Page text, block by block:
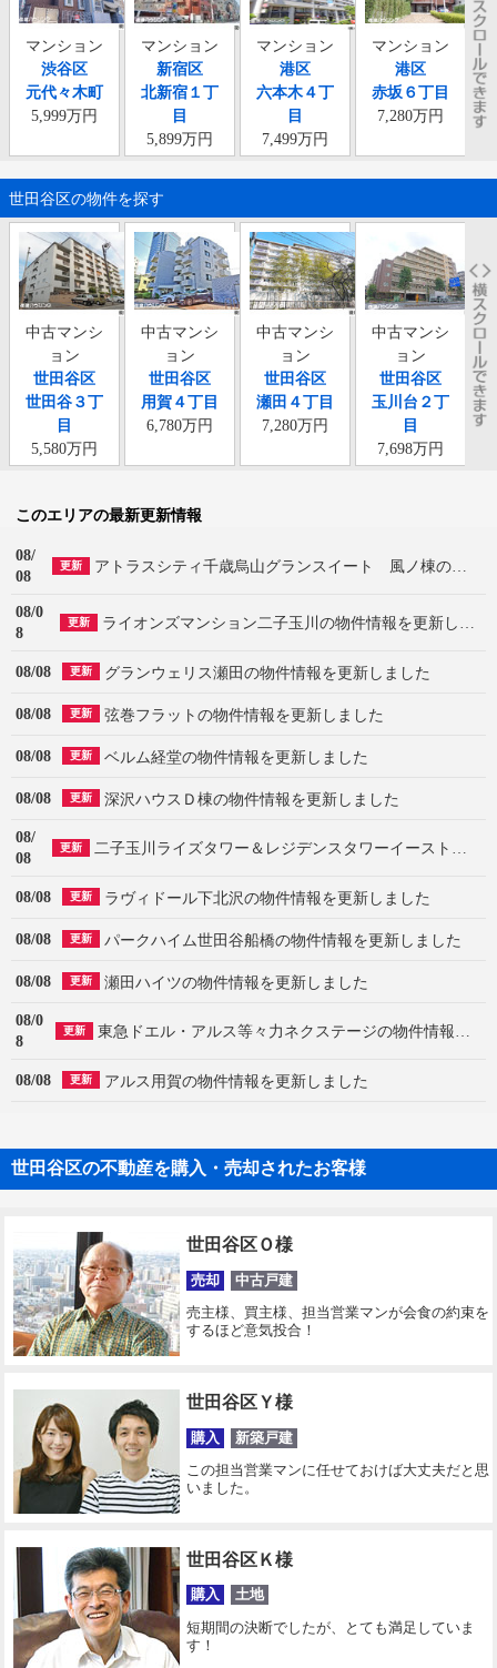
マンション
渋谷区
元代々木町
5,999万円
マンション
新宿区
北新宿１丁
目
5,899万円
マンション
港区
六本木４丁
目
7,499万円
マンション
港区
赤坂６丁目
7,280万円
世田谷区の物件を探す
中古マンシ
ョン
世田谷区
世田谷３丁
目
5,580万円
中古マンシ
ョン
世田谷区
用賀４丁目
6,780万円
中古マンシ
ョン
世田谷区
瀬田４丁目
7,280万円
中古マンシ
ョン
世田谷区
玉川台２丁
目
7,698万円
このエリアの最新更新情報
08/
08
更新 アトラスシティ千歳烏山グランスイート 風ノ棟の物件情報を更新しました
08/0
8
更新 ライオンズマンション二子玉川の物件情報を更新しました
08/08 更新 グランウェリス瀬田の物件情報を更新しました
08/08 更新 弦巻フラットの物件情報を更新しました
08/08 更新 ベルム経堂の物件情報を更新しました
08/08 更新 深沢ハウスＤ棟の物件情報を更新しました
08/
08
更新 二子玉川ライズタワー＆レジデンスタワーイーストの物件情報を更新しました
08/08 更新 ラヴィドール下北沢の物件情報を更新しました
08/08 更新 パークハイム世田谷船橋の物件情報を更新しました
08/08 更新 瀬田ハイツの物件情報を更新しました
08/0
8
更新 東急ドエル・アルス等々力ネクステージの物件情報を更新しました
08/08 更新 アルス用賀の物件情報を更新しました
世田谷区の不動産を購入・売却されたお客様
世田谷区Ｏ様
売却 中古戸建
売主様、買主様、担当営業マンが会食の約束を
するほど意気投合！
世田谷区Ｙ様
購入 新築戸建
この担当営業マンに任せておけば大丈夫だと思
いました。
世田谷区Ｋ様
購入 土地
短期間の決断でしたが、とても満足していま
す！